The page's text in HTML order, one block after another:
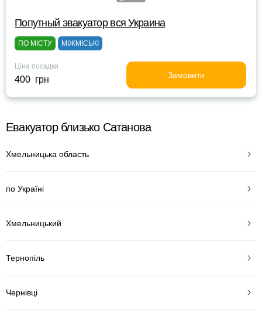
Попутный эвакуатор вся Украина
ПО МІСТУ МІЖМІСЬКІ
Ціна посадки
400 грн Замовити
Евакуатор близько Сатанова
Хмельницька область
по Україні
Хмельницький
Тернопіль
Чернівці